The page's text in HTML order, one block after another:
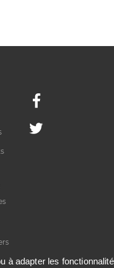
Facebook
Twitter
à adapter les